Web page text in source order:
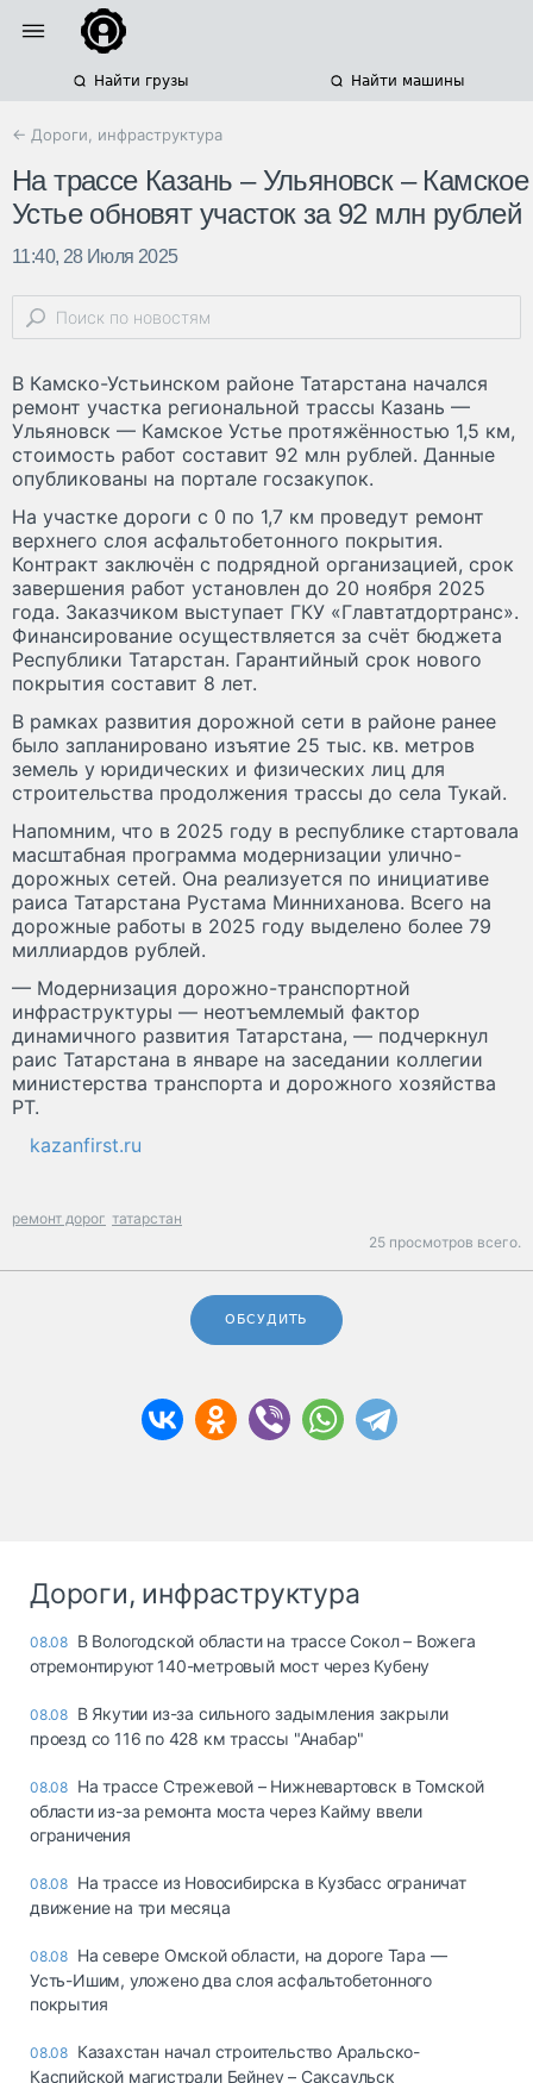
Найти грузы Найти машины
← Дороги, инфраструктура
На трассе Казань – Ульяновск – Камское
Устье обновят участок за 92 млн рублей
11:40, 28 Июля 2025
В Камско-Устьинском районе Татарстана начался
ремонт участка региональной трассы Казань —
Ульяновск — Камское Устье протяжённостью 1,5 км,
стоимость работ составит 92 млн рублей. Данные
опубликованы на портале госзакупок.
На участке дороги с 0 по 1,7 км проведут ремонт
верхнего слоя асфальтобетонного покрытия.
Контракт заключён с подрядной организацией, срок
завершения работ установлен до 20 ноября 2025
года. Заказчиком выступает ГКУ «Главтатдортранс».
Финансирование осуществляется за счёт бюджета
Республики Татарстан. Гарантийный срок нового
покрытия составит 8 лет.
В рамках развития дорожной сети в районе ранее
было запланировано изъятие 25 тыс. кв. метров
земель у юридических и физических лиц для
строительства продолжения трассы до села Тукай.
Напомним, что в 2025 году в республике стартовала
масштабная программа модернизации улично-
дорожных сетей. Она реализуется по инициативе
раиса Татарстана Рустама Минниханова. Всего на
дорожные работы в 2025 году выделено более 79
миллиардов рублей.
— Модернизация дорожно-транспортной
инфраструктуры — неотъемлемый фактор
динамичного развития Татарстана, — подчеркнул
раис Татарстана в январе на заседании коллегии
министерства транспорта и дорожного хозяйства
РТ.
kazanfirst.ru
ремонт дорог татарстан
25 просмотров всего.
ОБСУДИТЬ
Дороги, инфраструктура
08.08 В Вологодской области на трассе Сокол – Вожега
отремонтируют 140-метровый мост через Кубену
08.08 В Якутии из-за сильного задымления закрыли
проезд со 116 по 428 км трассы "Анабар"
08.08 На трассе Стрежевой – Нижневартовск в Томской
области из-за ремонта моста через Кайму ввели
ограничения
08.08 На трассе из Новосибирска в Кузбасс ограничат
движение на три месяца
08.08 На севере Омской области, на дороге Тара —
Усть-Ишим, уложено два слоя асфальтобетонного
покрытия
08.08 Казахстан начал строительство Аральско-
Каспийской магистрали Бейнеу – Саксаульск